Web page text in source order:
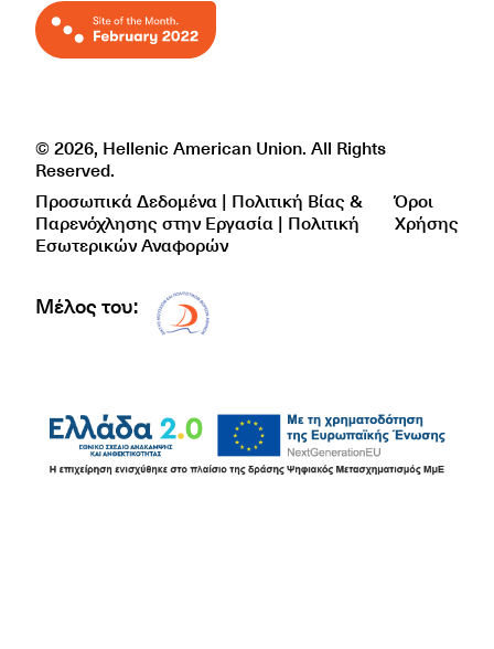
© 2026, Hellenic American Union. All Rights
Reserved.
Προσωπικά Δεδομένα | Πολιτική Βίας &
Παρενόχλησης στην Εργασία | Πολιτική
Εσωτερικών Αναφορών
Όροι
Χρήσης
Μέλος του: